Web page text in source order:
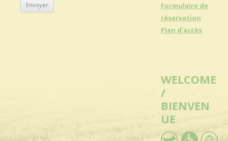
Formulaire de
réservation
Plan d'accès
WELCOME
/
BIENVEN
UE